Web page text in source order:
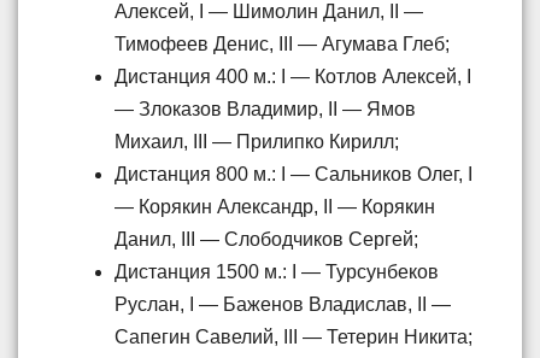
Алексей, I — Шимолин Данил, II —
Тимофеев Денис, III — Агумава Глеб;
Дистанция 400 м.: I — Котлов Алексей, I
— Злоказов Владимир, II — Ямов
Михаил, III — Прилипко Кирилл;
Дистанция 800 м.: I — Сальников Олег, I
— Корякин Александр, II — Корякин
Данил, III — Слободчиков Сергей;
Дистанция 1500 м.: I — Турсунбеков
Руслан, I — Баженов Владислав, II —
Сапегин Савелий, III — Тетерин Никита;